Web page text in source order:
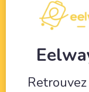
partenaires à
vous
Lire plus